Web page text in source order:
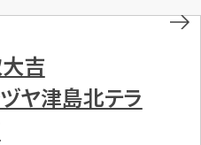
吉
ヤ津島北テラ